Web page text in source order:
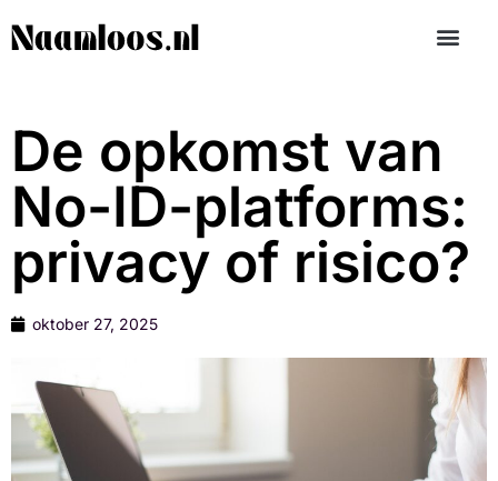
De opkomst van
No-ID-platforms:
privacy of risico?
oktober 27, 2025